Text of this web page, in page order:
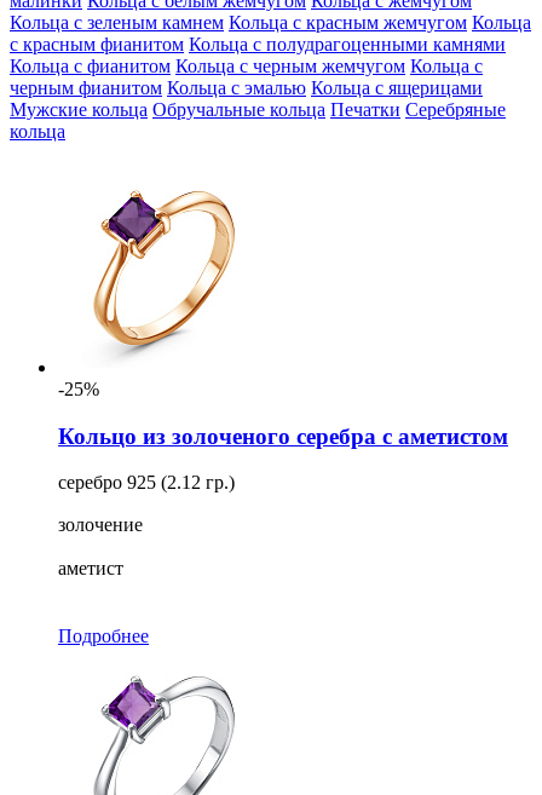
Вставка
Обработка
Цвет
Размер
Кольца с зеленым камнем Кольца с красным жемчугом Кольца
с красным фианитом Кольца с полудрагоценными камнями
Кольца с фианитом Кольца с черным жемчугом Кольца с
черным фианитом Кольца с эмалью Кольца с ящерицами
Мужские кольца Обручальные кольца Печатки Серебряные
кольца
-25%
Кольцо из золоченого серебра с аметистом
серебро 925 (2.12 гр.)
золочение
аметист
Подробнее